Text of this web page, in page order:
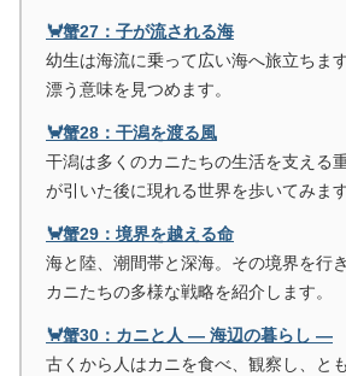
🦀蟹27：子が流される海
幼生は海流に乗って広い海へ旅立ちま
漂う意味を見つめます。
🦀蟹28：干潟を渡る風
干潟は多くのカニたちの生活を支える
が引いた後に現れる世界を歩いてみます
🦀蟹29：境界を越える命
海と陸、潮間帯と深海。その境界を行
カニたちの多様な戦略を紹介します。
🦀蟹30：カニと人 ― 海辺の暮らし ―
古くから人はカニを食べ、観察し、と